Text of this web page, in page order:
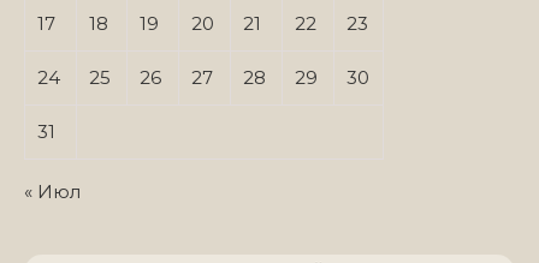
17 18 19 20 21 22 23
24 25 26 27 28 29 30
31
« Июл